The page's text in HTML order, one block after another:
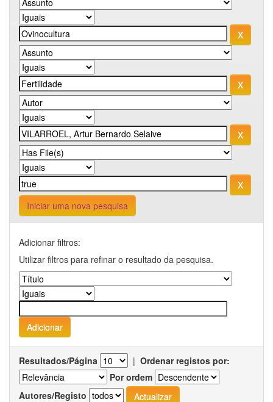
Iniciar uma nova pesquisa
Adicionar filtros:
Utilizar filtros para refinar o resultado da pesquisa.
Resultados/Página | Ordenar registos por:
Por ordem
Autores/Registo